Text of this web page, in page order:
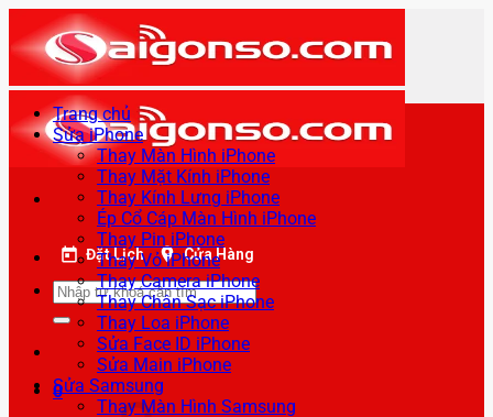
qua
nội
dung
Đặt Lịch Cửa Hàng
Tìm
kiếm:
0
Trang chủ
Sửa iPhone
Thay Màn Hình iPhone
Thay Mặt Kính iPhone
Thay Kính Lưng iPhone
Ép Cổ Cáp Màn Hình iPhone
Thay Pin iPhone
Thay Vỏ iPhone
Thay Camera iPhone
Thay Chân Sạc iPhone
Thay Loa iPhone
Sửa Face ID iPhone
Sửa Main iPhone
Sửa Samsung
Thay Màn Hình Samsung